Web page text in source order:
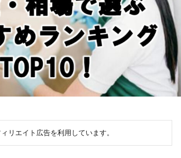
リエイト広告を利用しています。